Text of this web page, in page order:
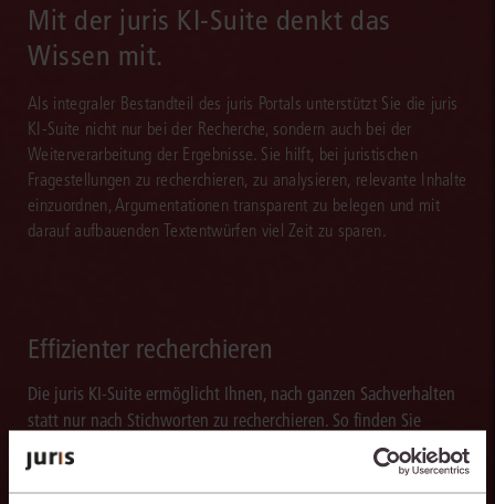
Mit der juris KI-Suite denkt das
Wissen mit.
Als integraler Bestandteil des juris Portals unterstützt Sie die juris
KI-Suite nicht nur bei der Recherche, sondern auch bei der
Weiterverarbeitung der Ergebnisse. Sie hilft, bei juristischen
Fragestellungen zu recherchieren, zu analysieren, relevante Inhalte
einzuordnen, Argumentationen transparent zu belegen und mit
darauf aufbauenden Textentwürfen viel Zeit zu sparen.
Effizienter recherchieren
Die juris KI-Suite ermöglicht Ihnen, nach ganzen Sachverhalten
statt nur nach Stichworten zu recherchieren. So finden Sie
relevante Inhalte schneller und erhalten Ergebnisse, mit denen
Sie direkt weiterarbeiten können.